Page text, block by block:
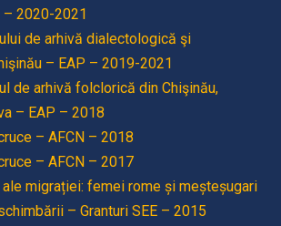
2020-2021
de arhivă dialectologică şi
– EAP – 2019-2021
de arhivă folclorică din Chişinău,
– EAP – 2018
– AFCN – 2018
– AFCN – 2017
migrației: femei rome și meșteșugari
– Granturi SEE – 2015